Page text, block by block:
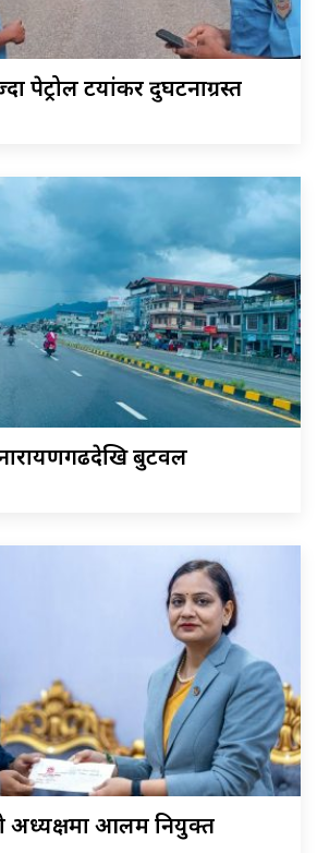
पेट्रोल टयांकर दुर्घटनाग्रस्त
बुटवल
अध्यक्षमा आलम नियुक्त